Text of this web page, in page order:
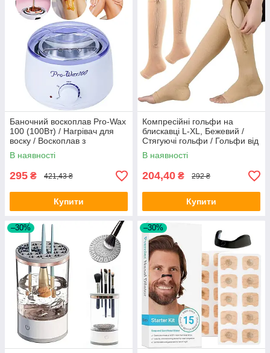
Баночний воскоплав Pro-Wax
100 (100Вт) / Нагрівач для
воску / Воскоплав з
терморегулятором для
депіляції
В наявності
295 ₴ 421,43 ₴
Купити
Компресійні гольфи на
блискавці L-XL, Бежевий /
Стягуючі гольфи / Гольфи від
варикозу
В наявності
204,40 ₴ 292 ₴
Купити
–30% –30%